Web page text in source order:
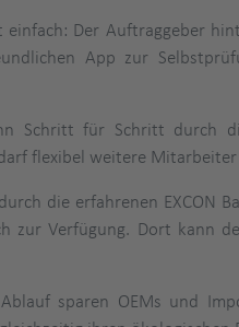
einfach: Der Auftraggeber
App zur
Schritt für Schritt durch
flexibel weitere
die erfahrenen EXCON
zur Verfügung. Dort kann
sparen OEMs und